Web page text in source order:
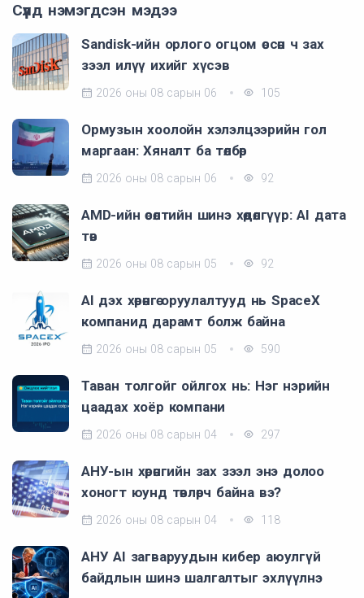
Сүүлд нэмэгдсэн мэдээ
Sandisk-ийн орлого огцом өссөн ч зах
зээл илүү ихийг хүсэв
2026 оны 08 сарын 06 105
Ормузын хоолойн хэлэлцээрийн гол
маргаан: Хяналт ба төлбөр
2026 оны 08 сарын 06 92
AMD-ийн өсөлтийн шинэ хөдөлгүүр: AI дата
төв
2026 оны 08 сарын 05 92
AI дэх хөрөнгө оруулалтууд нь SpaceX
компанид дарамт болж байна
2026 оны 08 сарын 05 590
Таван толгойг ойлгох нь: Нэг нэрийн
цаадах хоёр компани
2026 оны 08 сарын 04 297
АНУ-ын хөрөнгийн зах зээл энэ долоо
хоногт юунд төвлөрч байна вэ?
2026 оны 08 сарын 04 118
АНУ AI загваруудын кибер аюулгүй
байдлын шинэ шалгалтыг эхлүүлнэ